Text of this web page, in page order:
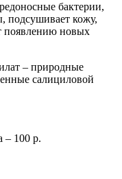
бактерии,
подсушивает кожу,
появлению новых
– природные
салициловой
‒ 100 р.